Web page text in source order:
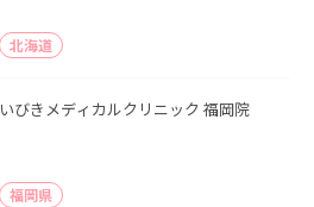
北海道
いびきメディカルクリニック 福岡院
福岡県